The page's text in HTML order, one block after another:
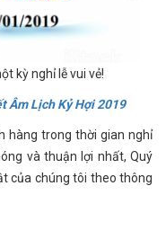
kỳ nghỉ lễ vui vẻ!
Âm Lịch Kỷ Hợi 2019
hàng trong thời gian nghỉ
và thuận lợi nhất, Quý
của chúng tôi theo thông